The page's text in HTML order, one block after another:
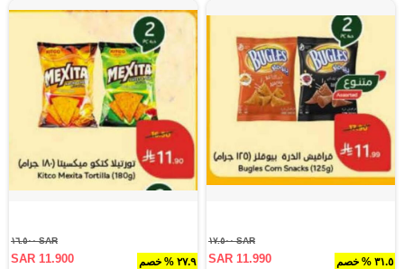
٣١.٥ % خصم
SAR ١٧.٥٠٠
SAR 11.990 ٢٧.٩ % خصم
SAR ١٦.٥٠٠
SAR 11.900